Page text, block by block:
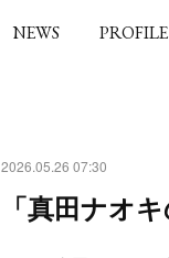
NEWS PROFILE
2026.05.26 07:30
「真田ナオ